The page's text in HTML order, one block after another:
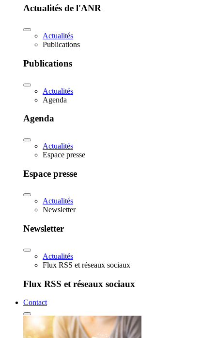
Actualités de l'ANR
Actualités
Publications
Publications
Actualités
Agenda
Agenda
Actualités
Espace presse
Espace presse
Actualités
Newsletter
Newsletter
Actualités
Flux RSS et réseaux sociaux
Flux RSS et réseaux sociaux
Contact